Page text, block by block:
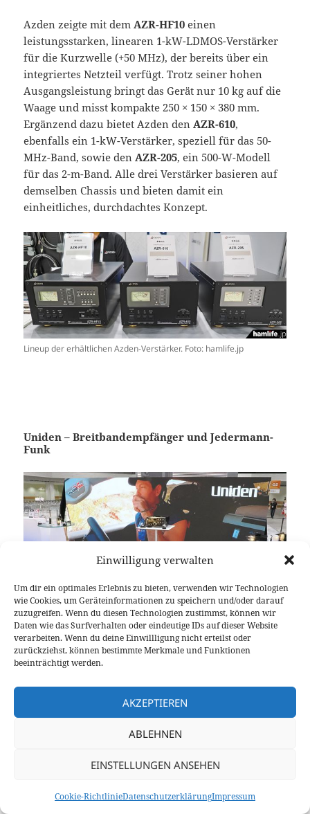
Einwilligung verwalten
Um dir ein optimales Erlebnis zu bieten, verwenden wir Technologien
wie Cookies, um Geräteinformationen zu speichern und/oder darauf
zuzugreifen. Wenn du diesen Technologien zustimmst, können wir
Daten wie das Surfverhalten oder eindeutige IDs auf dieser Website
verarbeiten. Wenn du deine Einwillligung nicht erteilst oder
zurückziehst, können bestimmte Merkmale und Funktionen
beeinträchtigt werden.
AKZEPTIEREN
ABLEHNEN
EINSTELLUNGEN ANSEHEN
Cookie-RichtlinieDatenschutzerklärungImpressum
Azden zeigte mit dem AZR-HF10 einen
leistungsstarken, linearen 1-kW-LDMOS-Verstärker
für die Kurzwelle (+50 MHz), der bereits über ein
integriertes Netzteil verfügt. Trotz seiner hohen
Ausgangsleistung bringt das Gerät nur 10 kg auf die
Waage und misst kompakte 250 × 150 × 380 mm.
Ergänzend dazu bietet Azden den AZR-610,
ebenfalls ein 1-kW-Verstärker, speziell für das 50-
MHz-Band, sowie den AZR-205, ein 500-W-Modell
für das 2-m-Band. Alle drei Verstärker basieren auf
demselben Chassis und bieten damit ein
einheitliches, durchdachtes Konzept.
Lineup der erhältlichen Azden-Verstärker. Foto: hamlife.jp
Uniden – Breitbandempfänger und Jedermann-
Funk
Der Uniden-Stand präsentierte sich sehr offen. Foto: hamlife.jp
Nach 40 Jahren war Uniden in diesem Jahr erstmals
wieder auf der Ham Fair vertreten – mit einem nach
Eventbühne. Auf der linken Seite wurden
ausschließlich für den japanischen Markt
Breitbandempfänger BC160-WED. Für uns deutlich
bestimmte UnidenBCD436HP, ein tragbarer